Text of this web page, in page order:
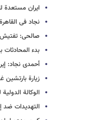
ایران مستعدة
نجاد فی
صالحی: تفتیش
بدء المحادثات
أحمدی نجاد:
زیارة بارتشین
الوکالة
التهدیدات ضد